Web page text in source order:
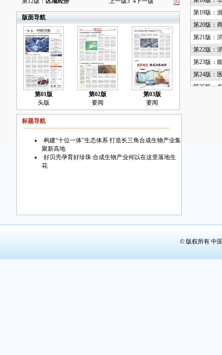
版面导航
第01版
头版
第02版
要闻
第03版
要闻
标题导航
·构建“十位一体”生态体系 打造长三角合成生物产业集
聚新高地
·好贝壳孕育好珍珠 合成生物产业何以在这里落地生
花
第19版：
第20版：
第21版：
第22版：
第23版：
第24版：
第25版：
© 版权所有 中